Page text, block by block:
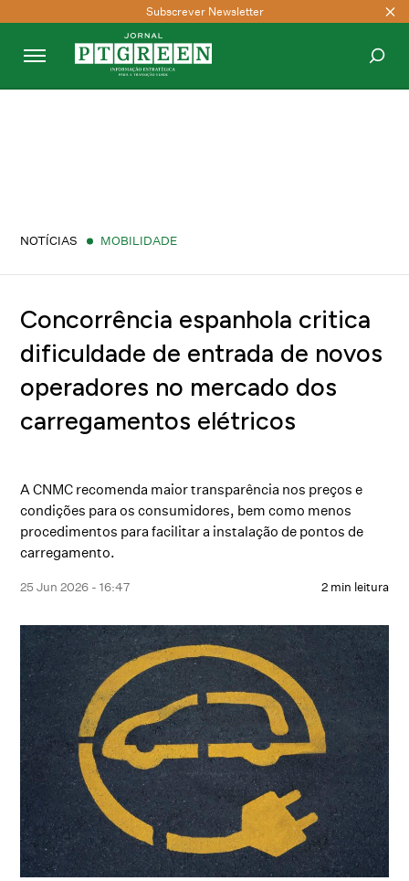
Subscrever Newsletter
NOTÍCIAS MOBILIDADE
Concorrência espanhola critica
dificuldade de entrada de novos
operadores no mercado dos
carregamentos elétricos
A CNMC recomenda maior transparência nos preços e
condições para os consumidores, bem como menos
procedimentos para facilitar a instalação de pontos de
carregamento.
25 Jun 2026 - 16:47 2 min leitura